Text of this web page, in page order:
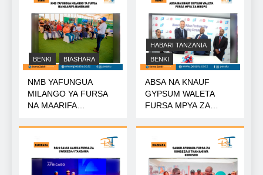
BENKI BIASHARA
NMB YAFUNGUA
MILANGO YA FURSA
NA MAARIFA
HABARI TANZANIA
BENKI
ABSA NA KNAUF
GYPSUM WALETA
FURSA MPYA ZA